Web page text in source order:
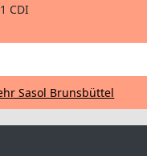
CDI
Sasol Brunsbüttel